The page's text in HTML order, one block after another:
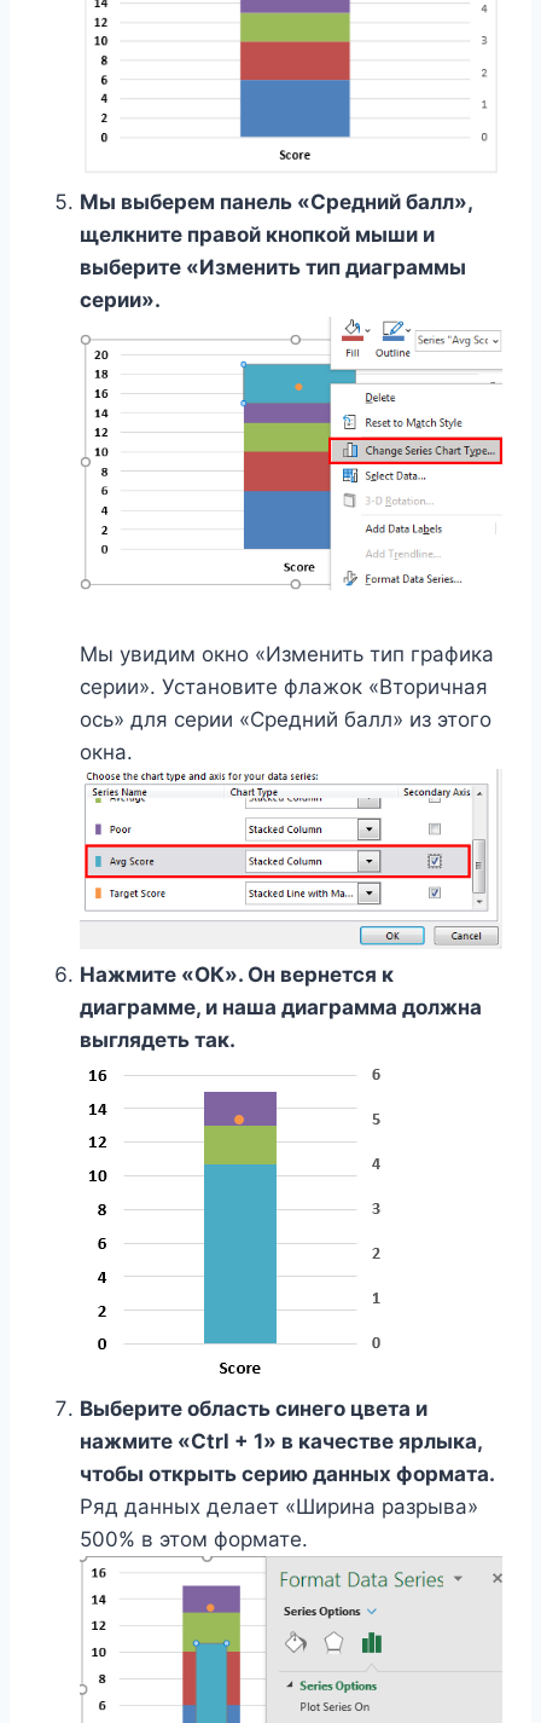
Мы выберем панель «Средний балл»,
щелкните правой кнопкой мыши и
выберите «Изменить тип диаграммы
серии».
Мы увидим окно «Изменить тип графика
серии». Установите флажок «Вторичная
ось» для серии «Средний балл» из этого
окна.
Нажмите «ОК». Он вернется к
диаграмме, и наша диаграмма должна
выглядеть так.
Выберите область синего цвета и
нажмите «Ctrl + 1» в качестве ярлыка,
чтобы открыть серию данных формата.
Ряд данных делает «Ширина разрыва»
500% в этом формате.